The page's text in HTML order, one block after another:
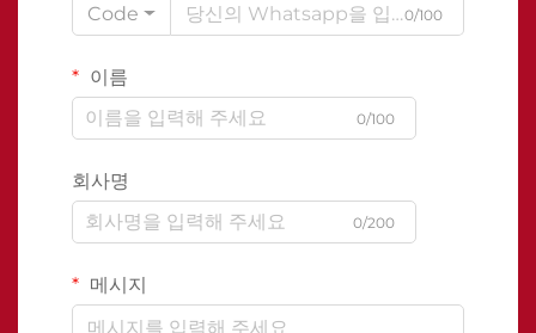
Code
0/100
이름
0/100
회사명
0/200
메시지